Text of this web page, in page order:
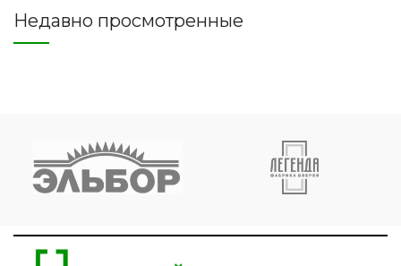
Недавно просмотренные